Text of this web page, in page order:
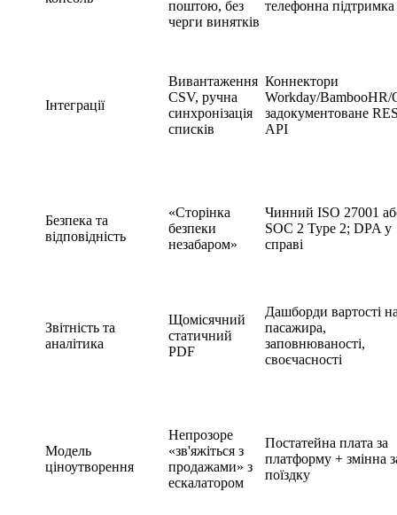
поштою, без
черги винятків
телефонна підтримка
Інтеграції
Вивантаження
CSV, ручна
синхронізація
списків
Коннектори
Workday/BambooHR/
задокументоване
API
Безпека та
відповідність
«Сторінка
безпеки
незабаром»
Чинний ISO 27001
SOC 2 Type 2; DPA у
справі
Звітність та
аналітика
Щомісячний
статичний
PDF
Дашборди вартості
пасажира,
заповнюваності,
своєчасності
Модель
ціноутворення
Непрозоре
«зв'яжіться з
продажами» з
ескалатором
Постатейна плата за
платформу + змінна
поїздку